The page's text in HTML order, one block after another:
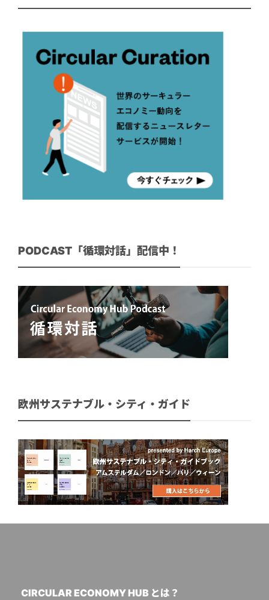
PODCAST「循環対話」配信中！
欧州サステナブル・シティ・ガイド
CIRCULAR ECONOMY HUB とは？